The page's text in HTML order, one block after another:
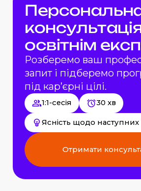
Персональн
консультаці
освітнім експ
Розберемо ваш
запит і підберемо
під кар’єрні цілі.
1:1-сесія 30 хв
Ясність щодо наступних
Отримати